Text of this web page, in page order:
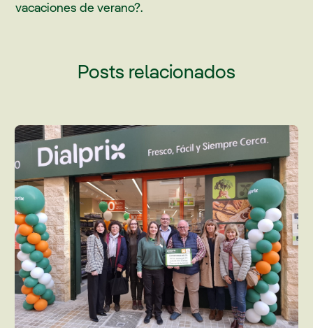
vacaciones de verano?.
Posts relacionados